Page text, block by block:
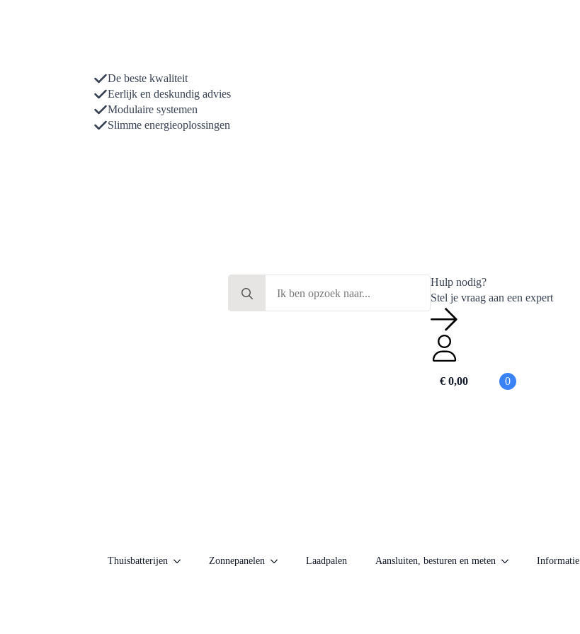
De beste kwaliteit
Eerlijk en deskundig advies
Modulaire systemen
Slimme energieoplossingen
for:
Hulp nodig?
Stel je vraag aan een expert
€ 0,00 0
Thuisbatterijen Zonnepanelen Laadpalen Aansluiten, besturen en meten Informatie